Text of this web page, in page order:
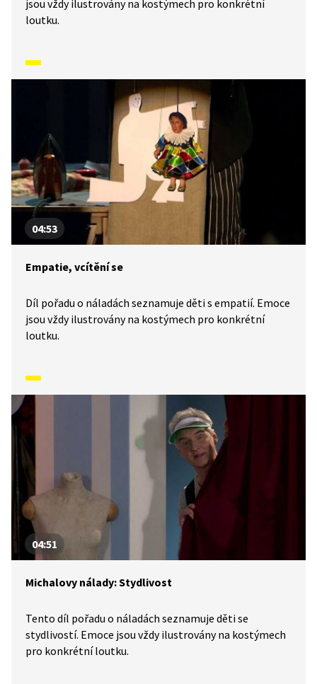
jsou vždy ilustrovány na kostýmech pro konkrétní
loutku.
04:53
Empatie, vcítění se
Díl pořadu o náladách seznamuje děti s empatií. Emoce
jsou vždy ilustrovány na kostýmech pro konkrétní
loutku.
04:51
Michalovy nálady: Stydlivost
Tento díl pořadu o náladách seznamuje děti se
stydlivostí. Emoce jsou vždy ilustrovány na kostýmech
pro konkrétní loutku.